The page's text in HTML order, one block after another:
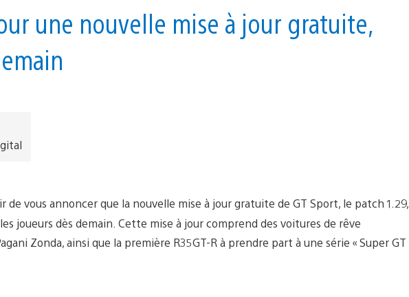
circuit
du
Grand
une nouvelle mise à jour gratuite,
de vous annoncer que la nouvelle mise à jour gratuite de GT Sport, le patch 1.29,
joueurs dès demain. Cette mise à jour comprend des voitures de rêve
Zonda, ainsi que la première R35GT-R à prendre part à une série « Super GT